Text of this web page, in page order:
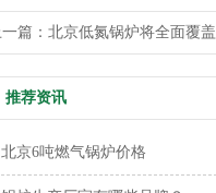
篇： 北京低氮锅炉将全面覆盖
推荐资讯
北京6吨燃气锅炉价格